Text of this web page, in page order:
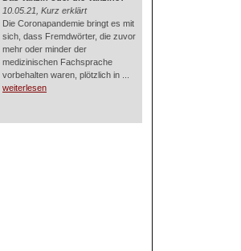
10.05.21, Kurz erklärt
Die Coronapandemie bringt es mit
sich, dass Fremdwörter, die zuvor
mehr oder minder der
medizinischen Fachsprache
vorbehalten waren, plötzlich in ...
weiterlesen